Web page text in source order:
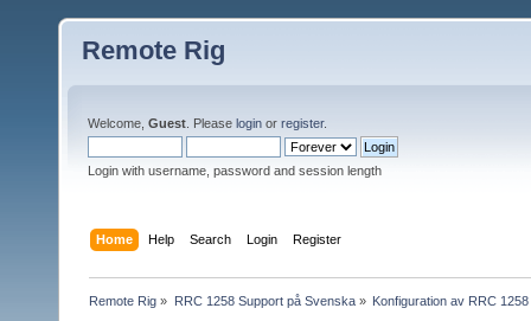
Remote Rig
Welcome, Guest . Please login or register.
Login with username, password and session length
Home Help Search Login Register
Remote Rig » RRC 1258 Support på Svenska» Konfiguration av RRC 1258